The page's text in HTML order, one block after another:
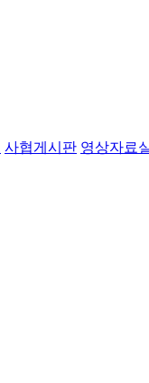
사협게시판 영상자료